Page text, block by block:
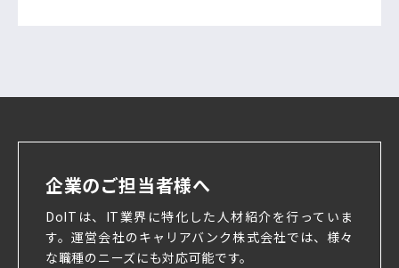
企業のご担当者様へ
DoITは、IT業界に特化した人材紹介を行っていま
す。運営会社のキャリアバンク株式会社では、様々
な職種のニーズにも対応可能です。